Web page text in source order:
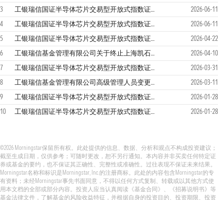
3
工银瑞信国证半导体芯片交易型开放式指数证券投资基金招募说明书更新
2026-06-11
4
工银瑞信国证半导体芯片交易型开放式指数证券投资基金基金产品资料概要更新
2026-06-11
5
工银瑞信国证半导体芯片交易型开放式指数证券投资基金2026年第1季度报告
2026-04-22
6
工银瑞信基金管理有限公司关于终止上海凯石财富基金销售有限公司办理本公司旗下基金相关销售业务及后续投资者服务措施的公告
2026-04-10
7
工银瑞信国证半导体芯片交易型开放式指数证券投资基金2025年年度报告
2026-03-31
8
工银瑞信基金管理有限公司高级管理人员变更公告
2026-03-11
9
工银瑞信国证半导体芯片交易型开放式指数证券投资基金更新的招募说明书（2026年第1号）
2026-01-28
10
工银瑞信国证半导体芯片交易型开放式指数证券投资基金基金产品资料概要更新 2026-01-28
©2026 Morningstar保留所有权。此处提供的信息、数据、分析和观点不构成投资建议；
截至生成日期，仅供参考；可随时更改，恕不另行通知。本内容并非买卖任何特定证
券或基金的要约，也不保证其正确性、完整性或准确性。过往表现不保证未来结果。
Morningstar名称和标识是Morningstar, Inc.的注册商标。此处的内容包含Morningstar的专
有资料；未经Morningstar事先书面同意，不得以任何方式复制、转载或以其他方式使
用本文档的全部或部分内容。投资人应当认真阅读《基金合同》、《招募说明书》等
基金法律文件，了解基金的风险收益特征，并根据自身的投资目的、投资期限、投资